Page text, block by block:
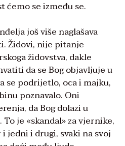
ćemo se između se.
još više naglašava
Židovi, nije pitanje
židovstva, dakle
da se Bog objavljuje u
se podrijetlo, oca i majku,
poznavalo. Oni
da Bog dolazi u
je «skandal» za vjernike,
jedni i drugi, svaki na svoj